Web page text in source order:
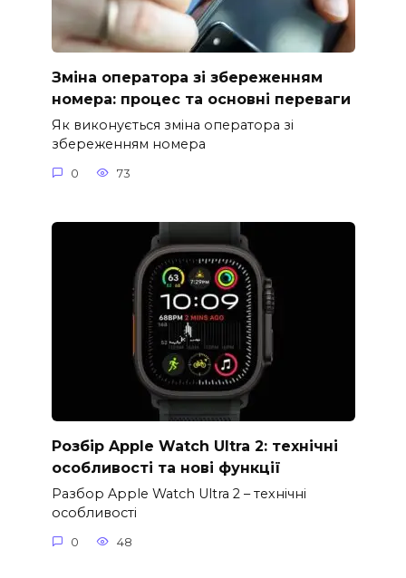
Зміна оператора зі збереженням
номера: процес та основні переваги
Як виконується зміна оператора зі
збереженням номера
0 73
Розбір Apple Watch Ultra 2: технічні
особливості та нові функції
Разбор Apple Watch Ultra 2 – технічні
особливості
0 48